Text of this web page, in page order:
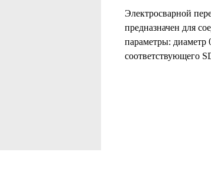
Электросварной
предназначен для
параметры:
соответствующего